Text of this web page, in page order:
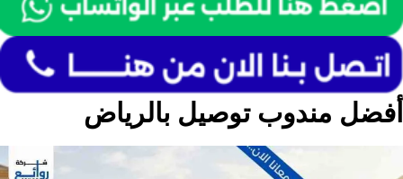
أفضل مندوب توصيل بالرياض